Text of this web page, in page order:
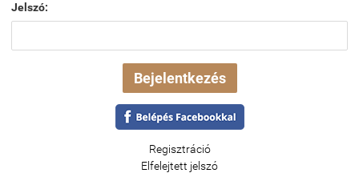
Jelszó:
Regisztráció
Elfelejtett jelszó